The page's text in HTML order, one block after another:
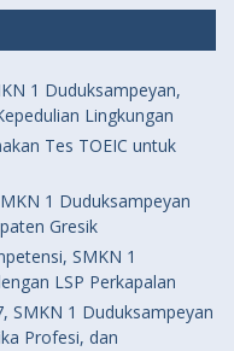
1 Duduksampeyan,
Lingkungan
Tes TOEIC untuk
1 Duduksampeyan
Gresik
SMKN 1
LSP Perkapalan
SMKN 1 Duduksampeyan
Profesi, dan